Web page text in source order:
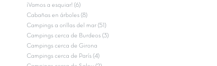
¡Vamos a esquiar! (6)
Cabañas en árboles (8)
Campings a orillas del mar (51)
Campings cerca de Burdeos (3)
Campings cerca de Girona
Campings cerca de París (4)